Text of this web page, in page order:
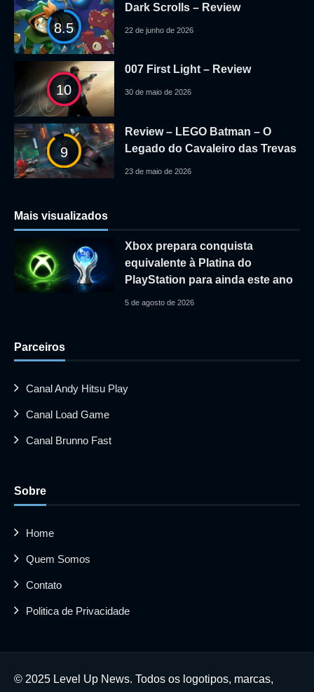
8.5
Dark Scrolls – Review
22 de junho de 2026
10
007 First Light – Review
30 de maio de 2026
9
Review – LEGO Batman – O
Legado do Cavaleiro das Trevas
23 de maio de 2026
Mais visualizados
Xbox prepara conquista
equivalente à Platina do
PlayStation para ainda este ano
5 de agosto de 2026
Parceiros
Canal Andy Hitsu Play
Canal Load Game
Canal Brunno Fast
Sobre
Home
Quem Somos
Contato
Politica de Privacidade
© 2025 Level Up News. Todos os logotipos, marcas,